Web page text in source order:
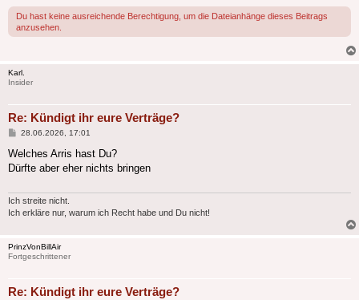
Du hast keine ausreichende Berechtigung, um die Dateianhänge dieses Beitrags
anzusehen.
Karl.
Insider
Re: Kündigt ihr eure Verträge?
Beitrag
28.06.2026, 17:01
Welches Arris hast Du?
Dürfte aber eher nichts bringen
Ich streite nicht.
Ich erkläre nur, warum ich Recht habe und Du nicht!
PrinzVonBillAir
Fortgeschrittener
Re: Kündigt ihr eure Verträge?